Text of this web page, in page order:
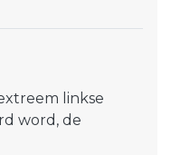
linkse
word, de